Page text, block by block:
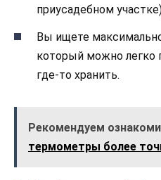
приусадебном
Вы ищете
который можно легко
где-то хранить.
Рекомендуем
термометры более